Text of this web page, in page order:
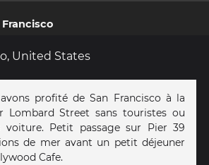
United States
profité de San Francisco à la
Lombard Street sans touristes ou
voiture. Petit passage sur Pier 39
de mer avant un petit déjeuner
Cafe.